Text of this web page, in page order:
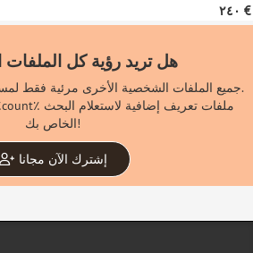
‏٢٤٠ €
هل تريد رؤية كل
جميع الملفات الشخصية الأخرى مرئية فقط لمستخدمي سبونسو المسجلين.
الخاص بك!
إشترك الآن مجانا